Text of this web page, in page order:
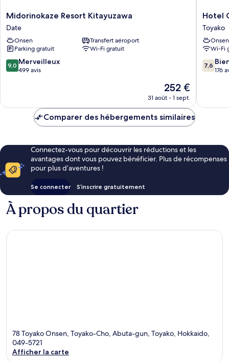
beds)
Midorinokaze
Resort
Kitayuzawa
Date
Midorinokaze Resort Kitayuzawa
Date
Onsen
Transfert aéroport
Parking gratuit
Wi-Fi gratuit
9.0
sur
9,0 Merveilleux
499 avis
Le
nouveau
est
de
252 €
31 août - 1 sept.
Hotel
Grand
Toya
Toyako
Hotel
Toyako
Onsen
Wi-Fi
7.6
sur
7,6
176
Comparer des hébergements similaires
Connectez-vous pour découvrir les réductions et les
avantages dont vous pouvez bénéficier. Plus de récompenses
pour plus d’aventures !
Se connecter S’inscrire gratuitement
À propos du quartier
78 Toyako Onsen, Toyako-Cho, Abuta-gun, Toyako, Hokkaido,
049-5721
Afficher la carte